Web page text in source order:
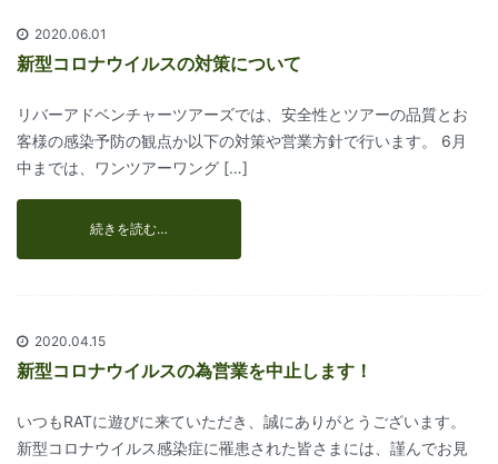
2020.06.01
新型コロナウイルスの対策について
リバーアドベンチャーツアーズでは、安全性とツアーの品質とお
客様の感染予防の観点か以下の対策や営業方針で行います。 6月
中までは、ワンツアーワング […]
続きを読む…
2020.04.15
新型コロナウイルスの為営業を中止します！
いつもRATに遊びに来ていただき、誠にありがとうございます。
新型コロナウイルス感染症に罹患された皆さまには、謹んでお見